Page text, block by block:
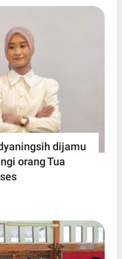
dijamu
orang Tua